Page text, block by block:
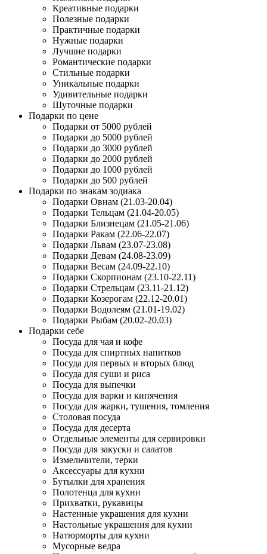
Креативные подарки
Полезные подарки
Практичные подарки
Нужные подарки
Лучшие подарки
Романтические подарки
Стильные подарки
Уникальные подарки
Удивительные подарки
Шуточные подарки
Подарки по цене
Подарки от 5000 рублей
Подарки до 5000 рублей
Подарки до 3000 рублей
Подарки до 2000 рублей
Подарки до 1000 рублей
Подарки до 500 рублей
Подарки по знакам зодиака
Подарки Овнам (21.03-20.04)
Подарки Тельцам (21.04-20.05)
Подарки Близнецам (21.05-21.06)
Подарки Ракам (22.06-22.07)
Подарки Львам (23.07-23.08)
Подарки Девам (24.08-23.09)
Подарки Весам (24.09-22.10)
Подарки Скорпионам (23.10-22.11)
Подарки Стрельцам (23.11-21.12)
Подарки Козерогам (22.12-20.01)
Подарки Водолеям (21.01-19.02)
Подарки Рыбам (20.02-20.03)
Подарки себе
Посуда для чая и кофе
Посуда для спиртных напитков
Посуда для первых и вторых блюд
Посуда для суши и риса
Посуда для выпечки
Посуда для варки и кипячения
Посуда для жарки, тушения, томления
Столовая посуда
Посуда для десерта
Отдельные элементы для сервировки
Посуда для закуски и салатов
Измельчители, терки
Аксессуары для кухни
Бутылки для хранения
Полотенца для кухни
Прихватки, рукавицы
Настенные украшения для кухни
Настольные украшения для кухни
Натюрморты для кухни
Мусорные ведра